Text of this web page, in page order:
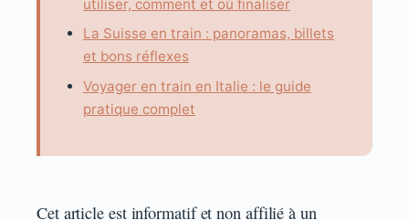
utiliser, comment et où finaliser
La Suisse en train : panoramas, billets
et bons réflexes
Voyager en train en Italie : le guide
pratique complet
Cet article est informatif et non affilié à un